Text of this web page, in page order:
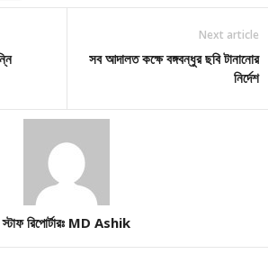
Next article
সব আদালত কক্ষে বঙ্গবন্ধুর ছবি টানানোর
নির্দেশ
স্টাফ রিপোর্টারঃ MD Ashik